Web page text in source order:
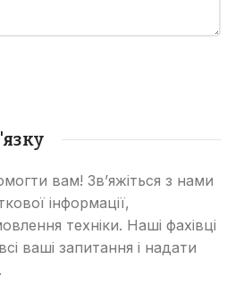
вам! Зв’яжіться з нами
інформації,
техніки. Наші фахівці
ваші запитання і надати